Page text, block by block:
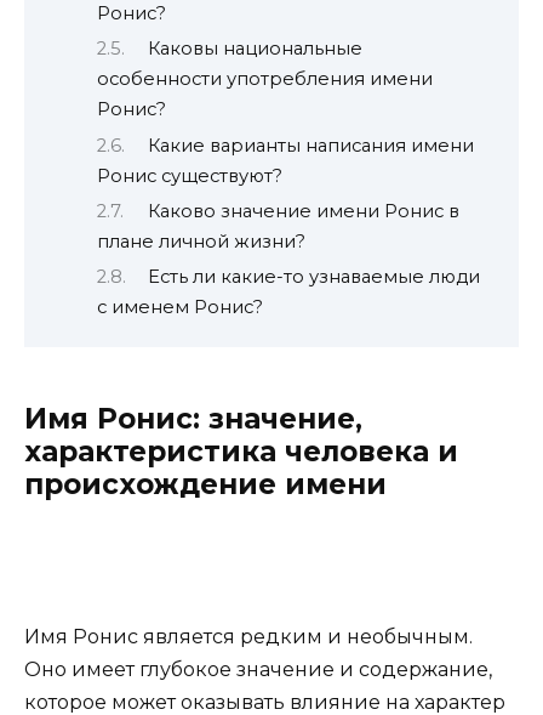
Ронис?
Каковы национальные
особенности употребления имени
Ронис?
Какие варианты написания имени
Ронис существуют?
Каково значение имени Ронис в
плане личной жизни?
Есть ли какие-то узнаваемые люди
с именем Ронис?
Имя Ронис: значение,
характеристика человека и
происхождение имени
Имя Ронис является редким и необычным.
Оно имеет глубокое значение и содержание,
которое может оказывать влияние на характер